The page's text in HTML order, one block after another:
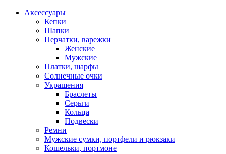
Аксессуары
Кепки
Шапки
Перчатки, варежки
Женские
Мужские
Платки, шарфы
Солнечные очки
Украшения
Браслеты
Серьги
Кольца
Подвески
Ремни
Мужские сумки, портфели и рюкзаки
Кошельки, портмоне